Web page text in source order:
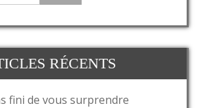
RÉCENTS
fini de vous surprendre